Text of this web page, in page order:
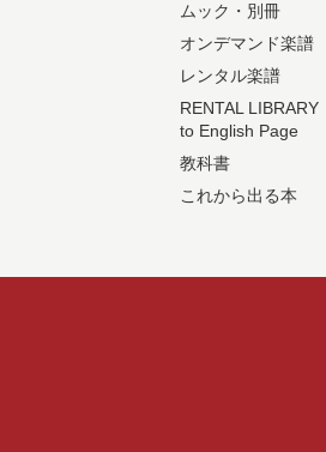
ムック・別冊
オンデマンド楽譜
レンタル楽譜
RENTAL LIBRARY
to English Page
教科書
これから出る本